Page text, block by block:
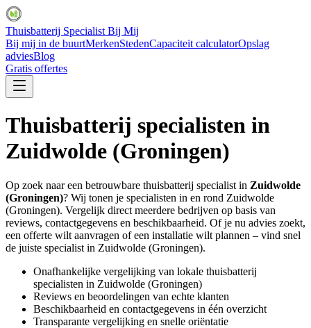
Thuisbatterij Specialist Bij Mij
Bij mij in de buurtMerkenStedenCapaciteit calculatorOpslag
adviesBlog
Gratis offertes
Thuisbatterij specialisten in
Zuidwolde (Groningen)
Op zoek naar een betrouwbare thuisbatterij specialist in Zuidwolde
(Groningen)? Wij tonen je specialisten in en rond Zuidwolde
(Groningen). Vergelijk direct meerdere bedrijven op basis van
reviews, contactgegevens en beschikbaarheid. Of je nu advies zoekt,
een offerte wilt aanvragen of een installatie wilt plannen – vind snel
de juiste specialist in Zuidwolde (Groningen).
Onafhankelijke vergelijking van lokale thuisbatterij
specialisten in Zuidwolde (Groningen)
Reviews en beoordelingen van echte klanten
Beschikbaarheid en contactgegevens in één overzicht
Transparante vergelijking en snelle oriëntatie